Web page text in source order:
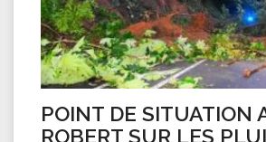
POINT DE SITUATION
ROBERT SUR LES